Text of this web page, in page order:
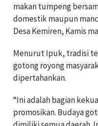
makan tumpeng
domestik maupun
Desa Kemiren, Kamis
Menurut Ipuk, tradisi
gotong royong
dipertahankan.
“Ini adalah bagian
promosikan. Budaya